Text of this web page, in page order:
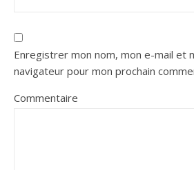
Enregistrer mon nom, mon e-mail et
navigateur pour mon prochain
Commentaire